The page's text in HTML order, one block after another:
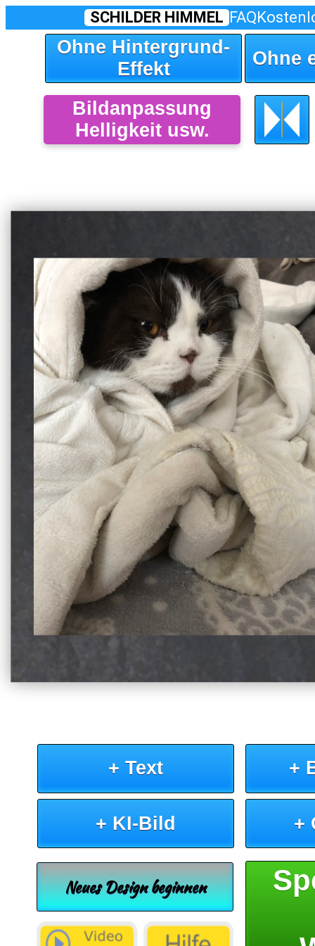
SCHILDER HIMMEL FAQ
Ohne Hintergrund-
Effekt
Ohne
Bildanpassung
Helligkeit usw.
+ Text +
+ KI-Bild +
Neues Design beginnen